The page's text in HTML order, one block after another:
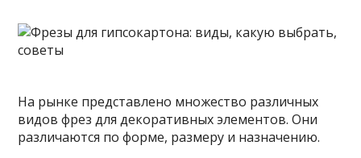
На рынке представлено множество различных
видов фрез для декоративных элементов. Они
различаются по форме, размеру и назначению.